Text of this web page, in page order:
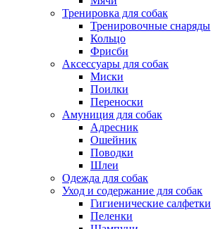
Тренировка для собак
Тренировочные снаряды
Кольцо
Фрисби
Аксессуары для собак
Миски
Поилки
Переноски
Амуниция для собак
Адресник
Ошейник
Поводки
Шлеи
Одежда для собак
Уход и содержание для собак
Гигиенические салфетки
Пеленки